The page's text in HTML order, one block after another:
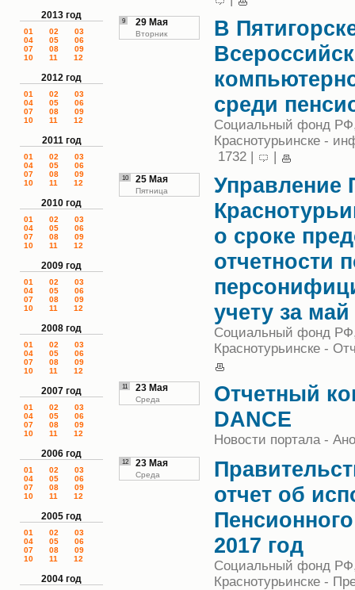
2013 год
01 02
03
04
05
06
07
08
09
10
11 12
2012 год
01 02
03
04
05
06
07
08
09
10
11 12
2011 год
01 02
03
04
05
06
07
08
09
10
11 12
2010 год
01 02
03
04
05
06
07
08
09
10
11 12
2009 год
01 02
03
04
05
06
07
08
09
10
11 12
2008 год
01 02
03
04
05
06
07
08
09
10
11 12
2007 год
01 02
03
04
05
06
07
08
09
10
11 12
2006 год
01 02
03
04
05
06
07
08
09
10
11 12
2005 год
01 02
03
04
05
06
07
08
09
10
11 12
2004 год
9 29 Мая
Вторник
В
среди
Социальный фонд
Краснотурьинске -
1732 |
|
10 25 Мая
Пятница
Управление
о сроке
отчетности
учету за май
Социальный фонд
Краснотурьинске -
11 23 Мая
Среда
Отчетный
DANCE
Новости портала -
12 23 Мая
Среда
отчет об
2017 год
Социальный фонд
Краснотурьинске -